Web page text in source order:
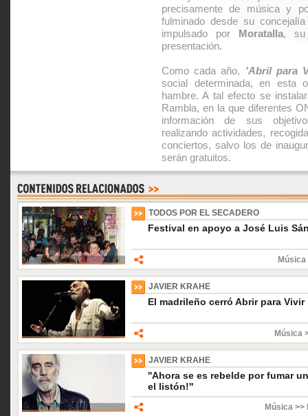
precisamente de música y
fulminado desde su
impulsado por Moratalla, su
presentación.
Como cada año, 'Abril para
social determinada, en esta
hambre. A tal efecto se
Rambla, en la que diferentes
información de sus
realizando actividades,
conciertos, salvo los de
serán gratuitos.
TODOS POR EL SECADERO
Festival en apoyo a José Luis
JAVIER KRAHE
El madrileño cerró Abrir para Vivir
Música
JAVIER KRAHE
''Ahora se es rebelde por fumar
el listón!''
Música